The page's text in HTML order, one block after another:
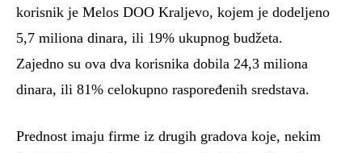
korisnik je Melos DOO Kraljevo, kojem je dodeljeno
5,7 miliona dinara, ili 19% ukupnog budžeta.
Zajedno su ova dva korisnika dobila 24,3 miliona
dinara, ili 81% celokupno raspoređenih sredstava.
Prednost imaju firme iz drugih gradova koje, nekim